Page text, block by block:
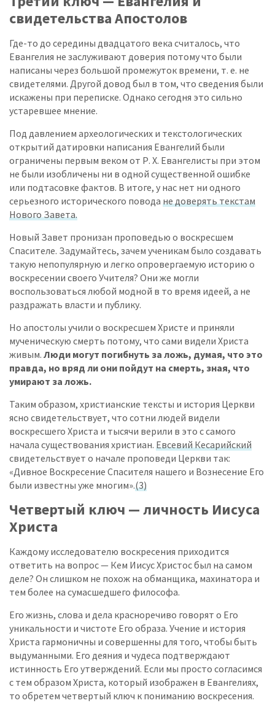
свидетельства Апостолов
Где-то до середины двадцатого века считалось, что
Евангелия не заслуживают доверия потому что были
написаны через большой промежуток времени, т. е. не
свидетелями. Другой довод был в том, что сведения были
искажены при переписке. Однако сегодня это сильно
устаревшее мнение.
Под давлением археологических и текстологических
открытий датировки написания Евангелий были
ограничены первым веком от Р. Х. Евангелисты при этом
не были изобличены ни в одной существенной ошибке
или подтасовке фактов. В итоге, у нас нет ни одного
серьезного исторического повода не доверять текстам
Нового Завета.
Новый Завет пронизан проповедью о воскресшем
Спасителе. Задумайтесь, зачем ученикам было создавать
такую непопулярную и легко опровергаемую историю о
воскресении своего Учителя? Они же могли
воспользоваться любой модной в то время идеей, а не
раздражать власти и публику.
Но апостолы учили о воскресшем Христе и приняли
мученическую смерть потому, что сами видели Христа
живым. Люди могут погибнуть за ложь, думая, что это
правда, но вряд ли они пойдут на смерть, зная, что
умирают за ложь.
Таким образом, христианские тексты и история Церкви
ясно свидетельствует, что сотни людей видели
воскресшего Христа и тысячи верили в это с самого
начала существования христиан. Евсевий Кесарийский
свидетельствует о начале проповеди Церкви так:
«Дивное Воскресение Спасителя нашего и Вознесение Его
были известны уже многим».(3)
Четвертый ключ — личность Иисуса
Христа
Каждому исследователю воскресения приходится
ответить на вопрос — Кем Иисус Христос был на самом
деле? Он слишком не похож на обманщика, махинатора и
тем более на сумасшедшего философа.
Его жизнь, слова и дела красноречиво говорят о Его
уникальности и чистоте Его образа. Учение и история
Христа гармоничны и совершенны для того, чтобы быть
выдуманными. Его деяния и чудеса подтверждают
истинность Его утверждений. Если мы просто согласимся
с тем образом Христа, который изображен в Евангелиях,
то обретем четвертый ключ к пониманию воскресения.